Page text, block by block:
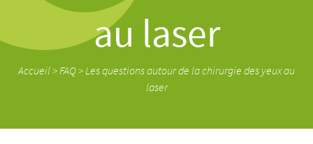
au laser
Accueil>FAQ>Les questions autour de la chirurgie des yeux au
laser